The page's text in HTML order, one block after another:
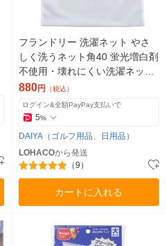
フランドリー 洗濯ネット やさ
しく洗うネット角40 蛍光増白剤
不使用・壊れにくい洗濯ネット
専用ファスナー使用 1個 ダイヤ
880円 （税込）
ログイン&全額PayPay支払いで
5%
DAIYA（ゴルフ用品、日用品）
LOHACOから発送
（9）
カートに入れる